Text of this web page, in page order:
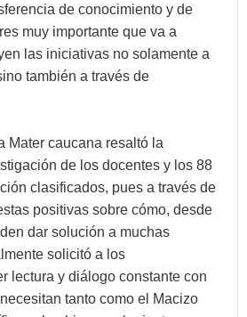
de conocimiento y de
muy importante que va a
las iniciativas no solamente a
también a través de
Mater caucana resaltó la
de los docentes y los 88
clasificados, pues a través de
positivas sobre cómo, desde
dar solución a muchas
solicitó a los
lectura y diálogo constante con
tanto como el Macizo